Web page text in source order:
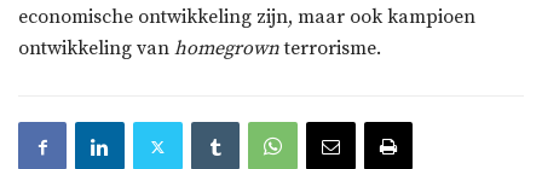
economische ontwikkeling zijn, maar ook kampioen
ontwikkeling van homegrownterrorisme.